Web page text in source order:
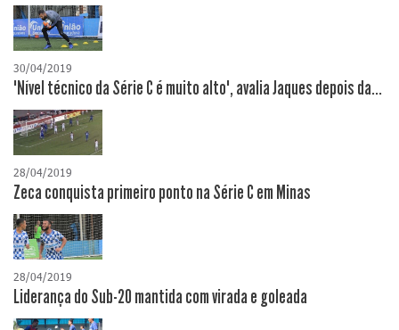
30/04/2019
"Nível técnico da Série C é muito alto", avalia Jaques depois da...
28/04/2019
Zeca conquista primeiro ponto na Série C em Minas
28/04/2019
Liderança do Sub-20 mantida com virada e goleada